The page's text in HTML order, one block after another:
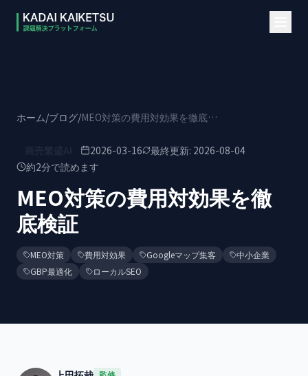
ホーム/ブログ/ MEO対策の費用対効果を徹底検証
2026-03-16 最終更新: 2026-08-04
約2分で読めます
MEO対策の費用対効果を徹
底検証
MEO対策 費用対効果 Googleマップ集客
中小企業
GBP最適化
ローカルSEO